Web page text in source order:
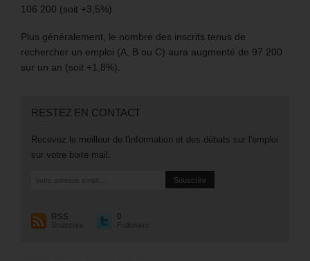
106 200 (soit +3,5%).
Plus généralement, le nombre des inscrits tenus de
rechercher un emploi (A, B ou C) aura augmenté de 97 200
sur un an (soit +1,8%).
RESTEZ EN CONTACT
Recevez le meilleur de l'information et des débats sur l'emploi
sur votre boite mail.
RSS
Souscrire
0
Followers